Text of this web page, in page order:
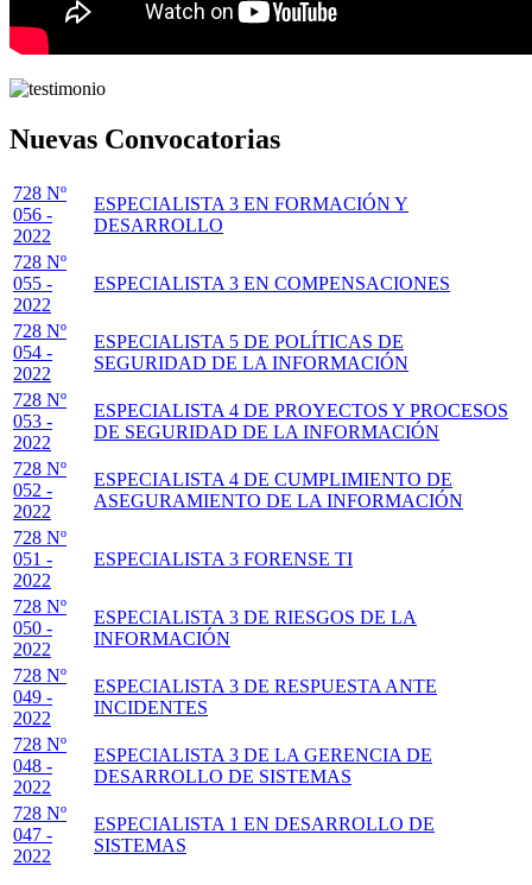
Nuevas Convocatorias
728 Nº
056 -
2022
ESPECIALISTA 3 EN FORMACIÓN Y
DESARROLLO
728 Nº
055 -
2022
ESPECIALISTA 3 EN COMPENSACIONES
728 Nº
054 -
2022
ESPECIALISTA 5 DE POLÍTICAS DE
SEGURIDAD DE LA INFORMACIÓN
728 Nº
053 -
2022
ESPECIALISTA 4 DE PROYECTOS Y PROCESOS
DE SEGURIDAD DE LA INFORMACIÓN
728 Nº
052 -
2022
ESPECIALISTA 4 DE CUMPLIMIENTO DE
ASEGURAMIENTO DE LA INFORMACIÓN
728 Nº
051 -
2022
ESPECIALISTA 3 FORENSE TI
728 Nº
050 -
2022
ESPECIALISTA 3 DE RIESGOS DE LA
INFORMACIÓN
728 Nº
049 -
2022
ESPECIALISTA 3 DE RESPUESTA ANTE
INCIDENTES
728 Nº
048 -
2022
ESPECIALISTA 3 DE LA GERENCIA DE
DESARROLLO DE SISTEMAS
728 Nº
047 -
2022
ESPECIALISTA 1 EN DESARROLLO DE
SISTEMAS